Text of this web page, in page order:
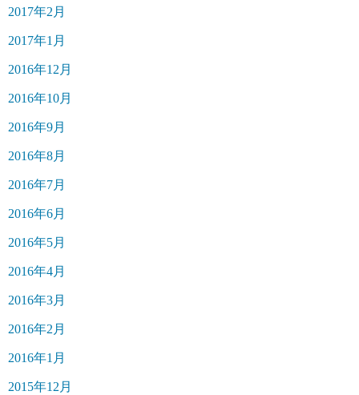
2017年2月
2017年1月
2016年12月
2016年10月
2016年9月
2016年8月
2016年7月
2016年6月
2016年5月
2016年4月
2016年3月
2016年2月
2016年1月
2015年12月